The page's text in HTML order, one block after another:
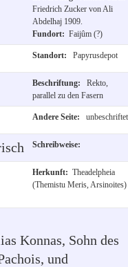
Friedrich Zucker von Ali
Abdelhaj 1909.
Fundort: Faijûm (?)
Standort: Papyrusdepot
Beschriftung:
Rekto,
parallel zu den Fasern
Andere Seite: unbeschriftet
Schreibweise:
Herkunft: Theadelpheia
(Themistu Meris, Arsinoites)
Konnas, Sohn des
und